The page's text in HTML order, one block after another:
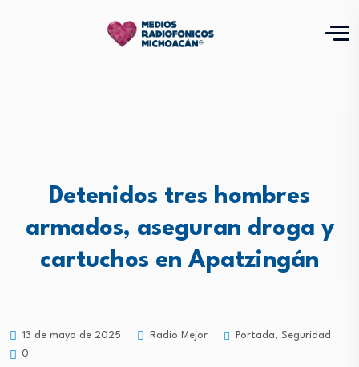
Detenidos tres hombres
armados, aseguran droga y
cartuchos en Apatzingán
13 de mayo de 2025 Radio Mejor Portada, Seguridad
0